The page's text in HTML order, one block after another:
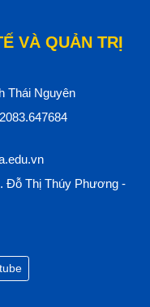
VÀ QUẢN TRỊ
Thái Nguyên
Đỗ Thị Thúy Phương -